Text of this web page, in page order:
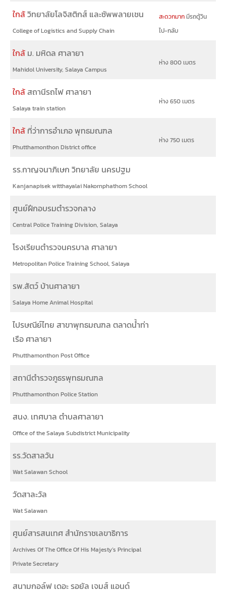
ใกล้วิทยาลัยโลจิสติกส์ และซัพพลายเชน
College of Logistics and Supply Chain
สะดวกมากมีรถตู้วิน
ไป-กลับ
ใกล้ ม. มหิดล ศาลายา
Mahidol University, Salaya Campus
ห่าง 800 เมตร
ใกล้สถานีรถไฟ ศาลายา
Salaya train station
ห่าง 650 เมตร
ใกล้ ที่ว่าการอำเภอ พุทธมณฑล
Phutthamonthon District office
ห่าง 750 เมตร
รร.กาญจนาภิเษก วิทยาลัย นครปฐม
Kanjanapisek witthayalai Nakornphathom School
ศูนย์ฝึกอบรมตำรวจกลาง
Central Police Training Division, Salaya
โรงเรียนตำรวจนครบาล ศาลายา
Metropolitan Police Training School, Salaya
รพ.สัตว์ บ้านศาลายา
Salaya Home Animal Hospital
ไปรษณีย์ไทย สาขาพุทธมณฑล ตลาดน้ำท่า
เรือ ศาลายา
Phutthamonthon Post Office
สถานีตำรวจภูธรพุทธมณฑล
Phutthamonthon Police Station
สนง. เทศบาล ตำบลศาลายา
Office of the Salaya Subdistrict Municipality
รร.วัดสาลวัน
Wat Salawan School
วัดสาละวัล
Wat Salawan
ศูนย์สารสนเทศ สำนักราชเลขาธิการ
Archives Of The Office Of His Majesty’s Principal
Private Secretary
สนามกอล์ฟ เดอะ รอยัล เจมส์ แอนด์